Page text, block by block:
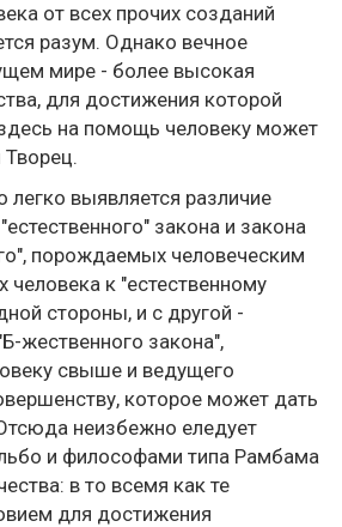
от всех прочих созданий
разум. Однако вечное
мире - более высокая
для достижения которой
на помощь человеку может
Творец.
легко выявляется различие
закона и закона
порождаемых человеческим
к "естественному
стороны, и с другой -
жественного закона",
свыше и ведущего
которое может дать
неизбежно еледует
и философами типа Рамбама
в то всемя как те
для достижения